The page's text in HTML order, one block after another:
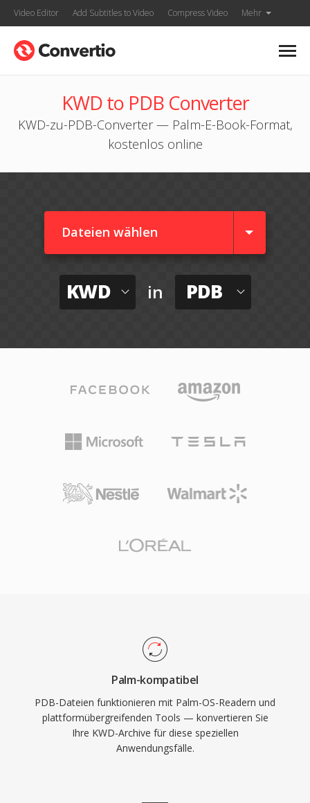
Video Editor Add Subtitles to Video Compress Video Mehr
KWD to PDB Converter
KWD-zu-PDB-Converter — Palm-E-Book-Format,
kostenlos online
Dateien wählen
KWD in PDB
Palm-kompatibel
PDB-Dateien funktionieren mit Palm-OS-Readern und
plattformübergreifenden Tools — konvertieren Sie
Ihre KWD-Archive für diese speziellen
Anwendungsfälle.